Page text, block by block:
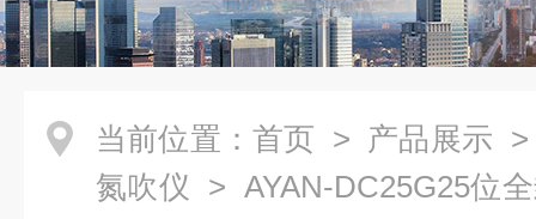
当前位置： 首页 > 产品展示
氮吹仪 > AYAN-DC25G25位